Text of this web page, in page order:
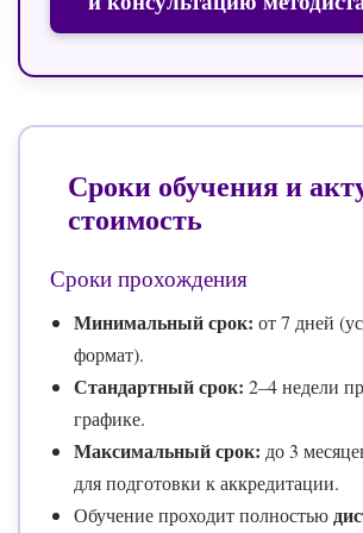
Сроки обучения и
стоимость
Сроки прохождения
Минимальный срок: от 7 дней
формат).
Стандартный срок: 2–4 недели
графике.
Максимальный срок: до 3
для подготовки к аккредитации.
Обучение проходит полностью